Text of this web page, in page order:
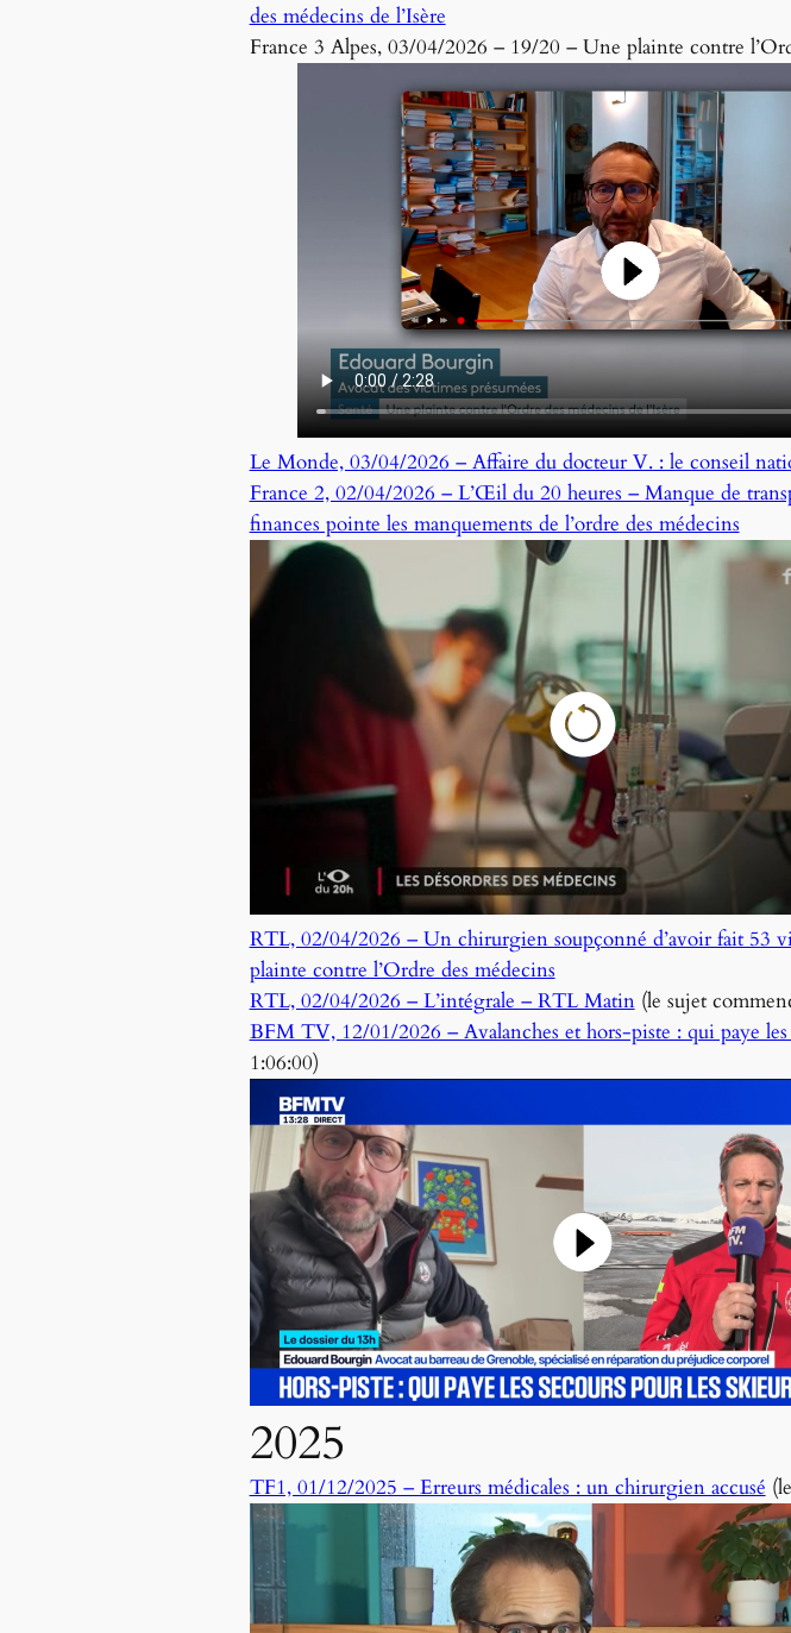
des médecins de l’Isère
France 3 Alpes, 03/04/2026 – 19/20 – Une plainte contre
Le Monde, 03/04/2026 – Affaire du docteur V. : le conseil
France 2, 02/04/2026 – L’Œil du 20 heures – Manque de
finances pointe les manquements de l’ordre des médecins
RTL, 02/04/2026 – Un chirurgien soupçonné d’avoir fait 53
plainte contre l’Ordre des médecins
RTL, 02/04/2026 – L’intégrale – RTL Matin(le sujet
BFM TV, 12/01/2026 – Avalanches et hors-piste : qui paye les
1:06:00)
2025
TF1, 01/12/2025 – Erreurs médicales : un chirurgien accusé